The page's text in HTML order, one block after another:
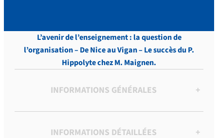
L’avenir de l’enseignement : la question de
l’organisation – De Nice au Vigan – Le succès du P.
Hippolyte chez M. Maignen.
INFORMATIONS GÉNÉRALES +
INFORMATIONS DÉTAILLÉES +